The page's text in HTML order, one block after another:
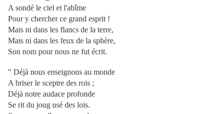
A sondé le ciel et l'abîme
Pour y chercher ce grand esprit !
Mais ni dans les flancs de la terre,
Mais ni dans les feux de la sphère,
Son nom pour nous ne fut écrit.
" Déjà nous enseignons au monde
A briser le sceptre des rois ;
Déjà notre audace profonde
Se rit du joug usé des lois.